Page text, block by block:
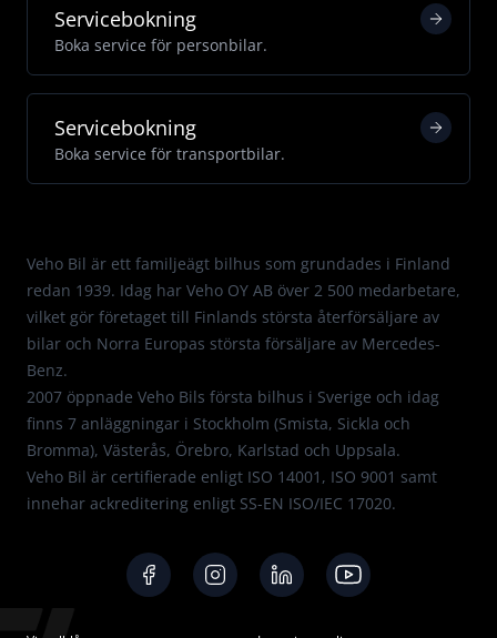
Servicebokning
Boka service för personbilar.
Servicebokning
Boka service för transportbilar.
Veho Bil är ett familjeägt bilhus som grundades i Finland
redan 1939. Idag har Veho OY AB över 2 500 medarbetare,
vilket gör företaget till Finlands största återförsäljare av
bilar och Norra Europas största försäljare av Mercedes-
Benz.
2007 öppnade Veho Bils första bilhus i Sverige och idag
finns 7 anläggningar i Stockholm (Smista, Sickla och
Bromma), Västerås, Örebro, Karlstad och Uppsala.
Veho Bil är certifierade enligt ISO 14001 , ISO 9001 samt
innehar ackreditering enligt SS-EN ISO/IEC 17020.